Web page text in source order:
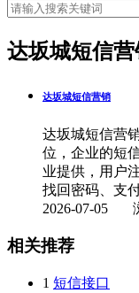
达坂城短信营
达坂城短信营销
达坂城短信营
位，企业的短
业提供，用户
找回密码、支
2026-07-05
相关推荐
1 短信接口